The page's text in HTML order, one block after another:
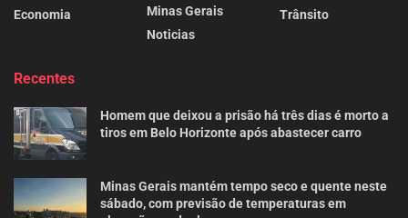
Economia
Minas Gerais
Noticias
Trânsito
Recentes
Homem que deixou a prisão há três dias é morto a
tiros em Belo Horizonte após abastecer carro
Minas Gerais mantém tempo seco e quente neste
sábado, com previsão de temperaturas em